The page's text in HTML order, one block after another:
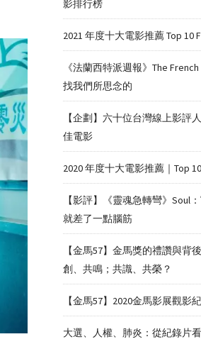
影排行榜
2021 年度十大電影推薦 Top 10
《法蘭西特派週報》The
找我們所思念的
【企劃】六十位台灣線上影評
佳電影
2020 年度十大電影推薦｜Top
【影評】《靈魂急轉彎》Soul
就差了一點腦筋
【金馬57】金馬獎的禮讚與背
創、共鳴；共識、共榮？
【金馬57】2020金馬影展觀影
大選、人權、肺炎：從紀錄片